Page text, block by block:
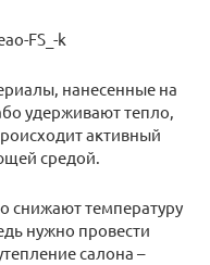
FS_-k
нанесенные на
удерживают тепло,
активный
средой.
снижают температуру
нужно провести
салона –